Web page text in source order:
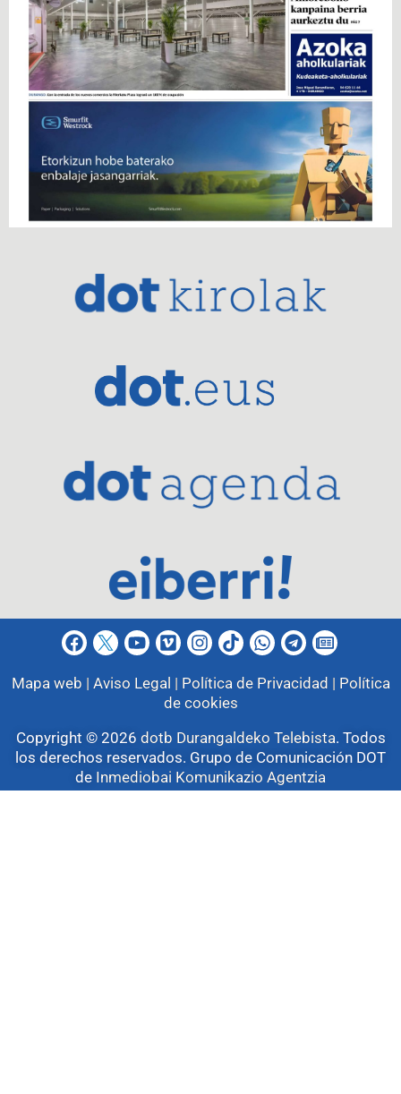
Mapa web | Aviso Legal | Política de Privacidad | Política
de cookies
Copyright © 2026 dotb Durangaldeko Telebista. Todos
los derechos reservados. Grupo de Comunicación DOT
de Inmediobai Komunikazio Agentzia